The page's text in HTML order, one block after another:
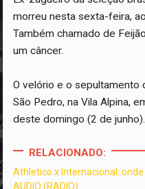
morreu nesta sexta-feira,
Também chamado de
um câncer.
O velório e o sepultamento
São Pedro, na Vila Alpina,
deste domingo (2 de junho).
RELACIONADO:
Athletico x Internacional:
AUDIO (RADIO)